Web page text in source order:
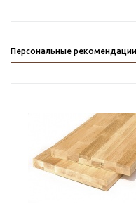
Персональные рекомендации